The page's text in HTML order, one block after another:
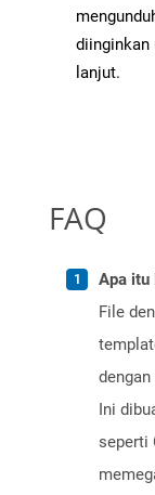
diinginkan
lanjut.
FAQ
Apa itu
File
Ini
seperti